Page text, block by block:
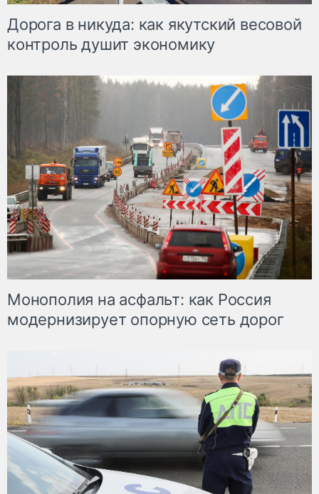
Дорога в никуда: как якутский весовой
контроль душит экономику
Монополия на асфальт: как Россия
модернизирует опорную сеть дорог